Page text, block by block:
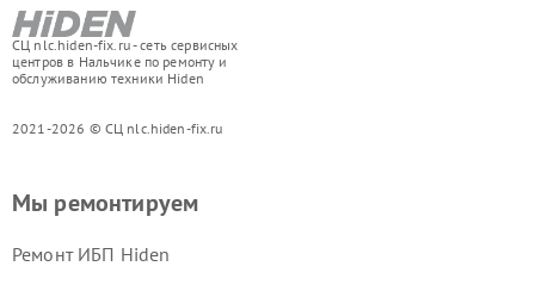
СЦ nlc.hiden-fix.ru - сеть сервисных
центров в Нальчике по ремонту и
обслуживанию техники Hiden
2021-2026 © СЦ nlc.hiden-fix.ru
Мы ремонтируем
Ремонт ИБП Hiden